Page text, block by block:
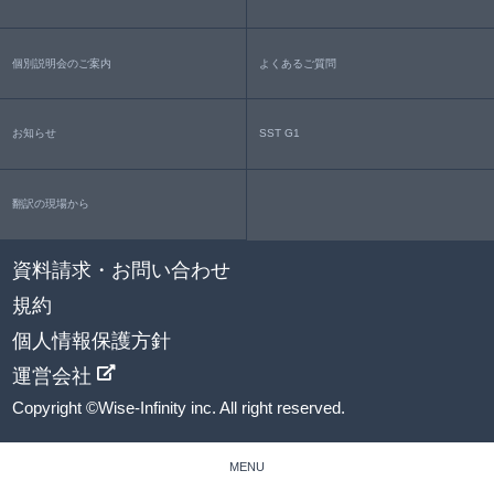
MENU
個別説明会のご案内 よくあるご質問
お知らせ SST G1
翻訳の現場から
資料請求・お問い合わせ
規約
個人情報保護方針
運営会社
Copyright ©Wise-Infinity inc. All right reserved.